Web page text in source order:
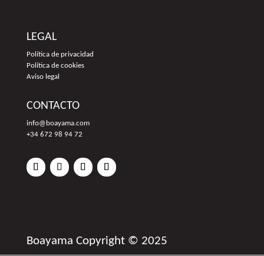
LEGAL
Política de privacidad
Política de cookies
Aviso legal
CONTACTO
info@boayama.com
+34 672 98 94 72
Boayama Copyright © 2025